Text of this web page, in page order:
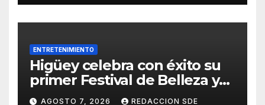
ENTRETENIMIENTO
Higüey celebra con éxito su
primer Festival de Belleza y
Emprendimiento
AGOSTO 7, 2026 REDACCION SDE